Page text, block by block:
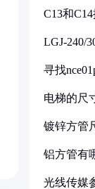
C13和
LGJ-240/
寻找
电梯的尺
镀锌方管
铝方管有
光线传媒